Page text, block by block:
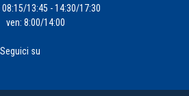
13:45 - 14:30/17:30
ven: 8:00/14:00
Seguici su